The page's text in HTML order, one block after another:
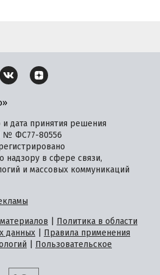
дата принятия решения
№ ФС77-80556
надзору в сфере связи,
и массовых коммуникаций
Политика в области
данных
Правила применения
Пользовательское